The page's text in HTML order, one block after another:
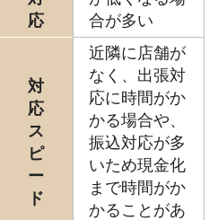
応
合が多い
対
応
ス
ピ
ー
ド
近隣に店舗が
なく、出張対
応に時間がか
かる場合や、
振込対応が多
いため現金化
まで時間がか
かることがあ